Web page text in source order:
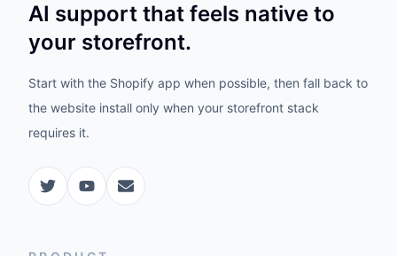
AI support that feels native to
your storefront.
Start with the Shopify app when possible, then fall back to
the website install only when your storefront stack
requires it.